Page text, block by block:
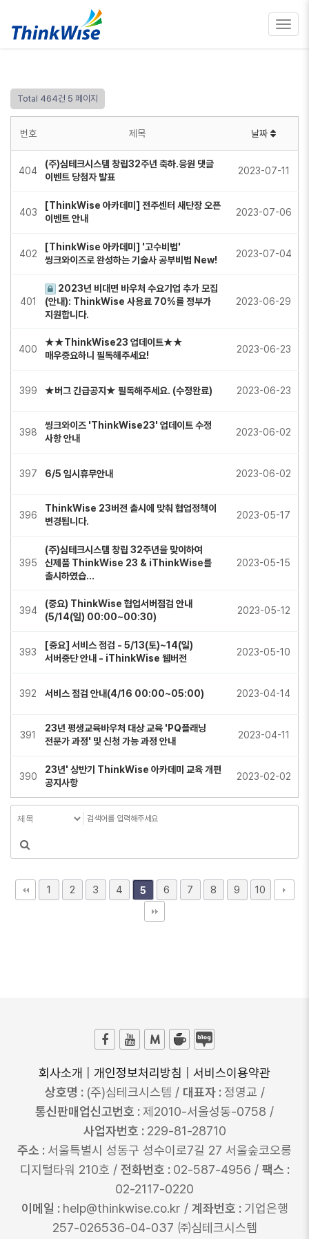
Total 464건 5 페이지
번호 제목 날짜
404
(주)심테크시스템 창립32주년 축하.응원 댓글
이벤트 당첨자 발표
2023-07-11
403
[ThinkWise 아카데미] 전주센터 새단장 오픈
이벤트 안내
2023-07-06
402
[ThinkWise 아카데미] '고수비법'
씽크와이즈로 완성하는 기술사 공부비법 New!
2023-07-04
401
2023년 비대면 바우처 수요기업 추가 모집
(안내): ThinkWise 사용료 70%를 정부가
지원합니다.
2023-06-29
400
★★ThinkWise23 업데이트★★
매우중요하니 필독해주세요!
2023-06-23
399 ★버그 긴급공지★ 필독해주세요. (수정완료) 2023-06-23
398
씽크와이즈 'ThinkWise23' 업데이트 수정
사항 안내
2023-06-02
397 6/5 임시휴무안내 2023-06-02
396
ThinkWise 23버전 출시에 맞춰 협업정책이
변경됩니다.
2023-05-17
395
(주)심테크시스템 창립 32주년을 맞이하여
신제품 ThinkWise 23 & iThinkWise를
출시하였습…
2023-05-15
394
(중요) ThinkWise 협업서버점검 안내
(5/14(일) 00:00~00:30)
2023-05-12
393
[중요] 서비스 점검 - 5/13(토)~14(일)
서버중단 안내 - iThinkWise 웹버전
2023-05-10
392 서비스 점검 안내(4/16 00:00~05:00) 2023-04-14
391
23년 평생교육바우처 대상 교육 'PQ플래닝
전문가 과정' 및 신청 가능 과정 안내
2023-04-11
390
23년' 상반기 ThinkWise 아카데미 교육 개편
공지사항
2023-02-02
1 2 3 4 5 6 7 8 9 10
회사소개 개인정보처리방침
서비스이용약관
상호명 : (주)심테크시스템 / 대표자 :정영교 /
통신판매업신고번호 :제2010-서울성동-0758 /
사업자번호 : 229-81-28710
주소 : 서울특별시 성동구 성수이로7길 27 서울숲코오롱
디지털타워 210호 / 전화번호 : 02-587-4956 / 팩스 :
02-2117-0220
이메일 : help@thinkwise.co.kr / 계좌번호 : 기업은행
257-026536-04-037 ㈜심테크시스템